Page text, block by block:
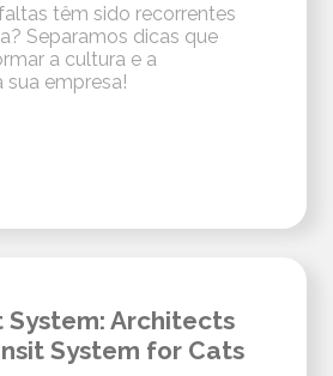
têm sido recorrentes
Separamos dicas que
a cultura e a
sua empresa!
System: Architects
System for Cats